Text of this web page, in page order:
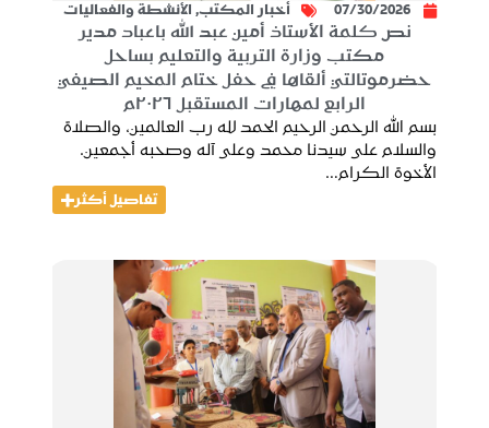
07/30/2026 أخبار المكتب, الأنشطة والفعاليات
نص كلمة الأستاذ أمين عبد الله باعباد مدير
مكتب وزارة التربية والتعليم بساحل
حضرموتالتي ألقاها في حفل ختام المخيم الصيفي
الرابع لمهارات المستقبل ٢٠٢٦م
بسم الله الرحمن الرحيم الحمد لله رب العالمين، والصلاة
والسلام على سيدنا محمد وعلى آله وصحبه أجمعين.
الأخوة الكرام…
تفاصيل أكثر